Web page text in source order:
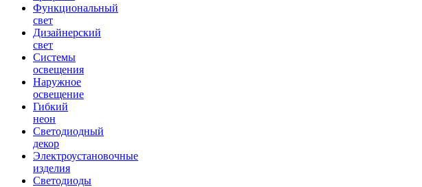
Функциональный
свет
Дизайнерский
свет
Системы
освещения
Наружное
освещение
Гибкий
неон
Светодиодный
декор
Электроустановочные
изделия
Светодиоды